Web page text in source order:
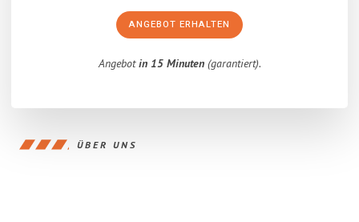
ANGEBOT ERHALTEN
Angebotin 15 Minuten(garantiert).
ÜBER UNS